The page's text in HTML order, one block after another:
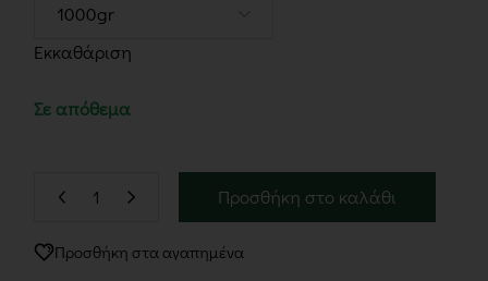
Εκκαθάριση
Σε απόθεμα
Προσθήκη στο καλάθι
Προσθήκη στα αγαπημένα